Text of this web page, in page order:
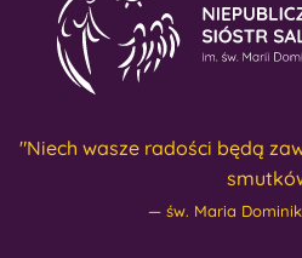
"Niech wasze radości będą
św. Maria